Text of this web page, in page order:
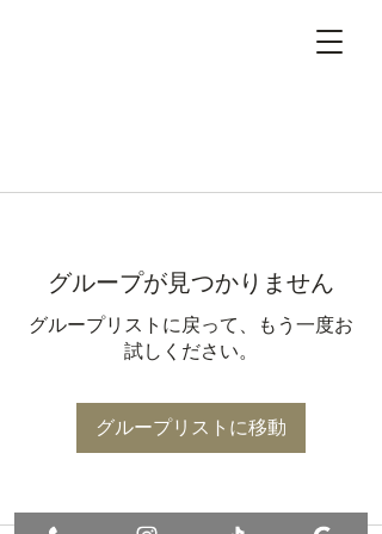
グループが見つかりません
グループリストに戻って、もう一度お
試しください。
グループリストに移動